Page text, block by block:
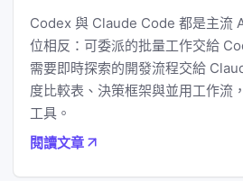
Codex 與 Claude Code 都是主流
位相反：可委派的批量工作交給
需要即時探索的開發流程交給
度比較表、決策框架與並用工作流
工具。
閱讀文章